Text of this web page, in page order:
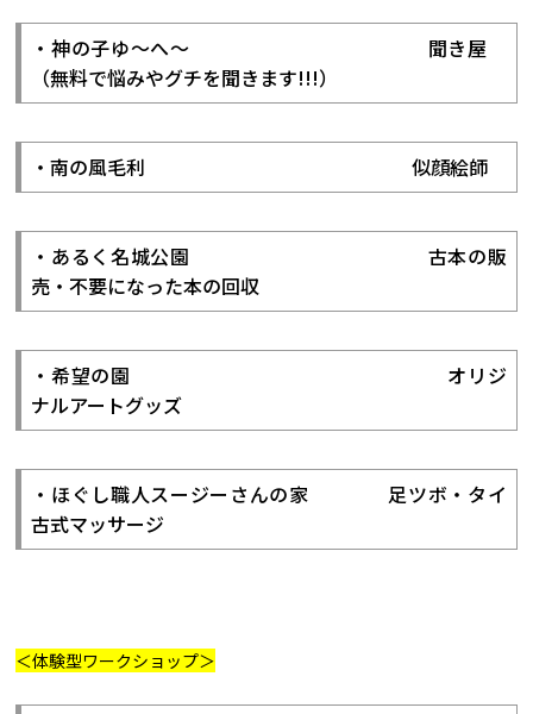
・神の子ゆ～へ～ 聞き屋
（無料で悩みやグチを聞きます!!!）
・南の風毛利 似顔絵師
・あるく名城公園 古本の販
売・不要になった本の回収
・希望の園 オリジ
ナルアートグッズ
・ほぐし職人スージーさんの家 足ツボ・タイ
古式マッサージ
＜体験型ワークショップ＞